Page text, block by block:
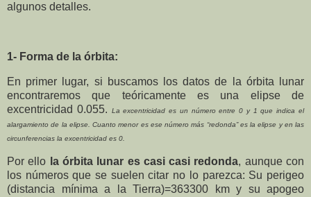
algunos detalles.
1- Forma de la órbita:
En primer lugar, si buscamos los datos de la órbita lunar
encontraremos que teóricamente es una elipse de
excentricidad 0.055.
La excentricidad es un número entre 0 y 1 que indica el
alargamiento de la elipse. Cuanto menor es ese número más “redonda” es la elipse y en las
circunferencias la excentricidad es 0.
Por ello la órbita lunar es casi casi redonda, aunque con
los números que se suelen citar no lo parezca: Su perigeo
(distancia mínima a la Tierra)=363300 km y su apogeo